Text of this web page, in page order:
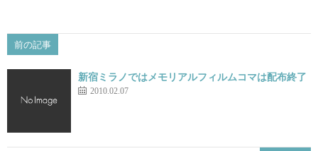
前の記事
新宿ミラノではメモリアルフィルムコマは配布終了
2010.02.07